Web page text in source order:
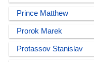
Prince Matthew
Prorok Marek
Protassov Stanislav